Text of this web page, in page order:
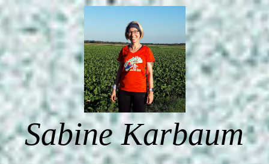
Sabine Karbaum
STARTSEITE
Kurse/ Angebote
ÜBER MICH